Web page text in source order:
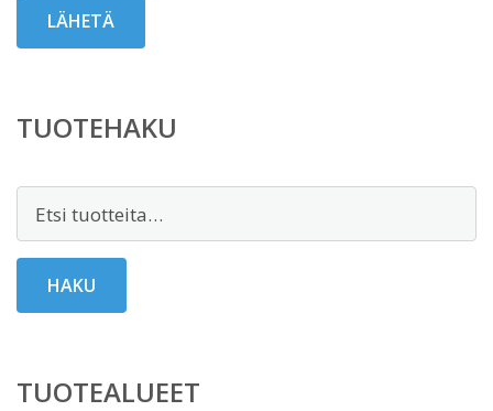
TUOTEHAKU
HAKU
TUOTEALUEET